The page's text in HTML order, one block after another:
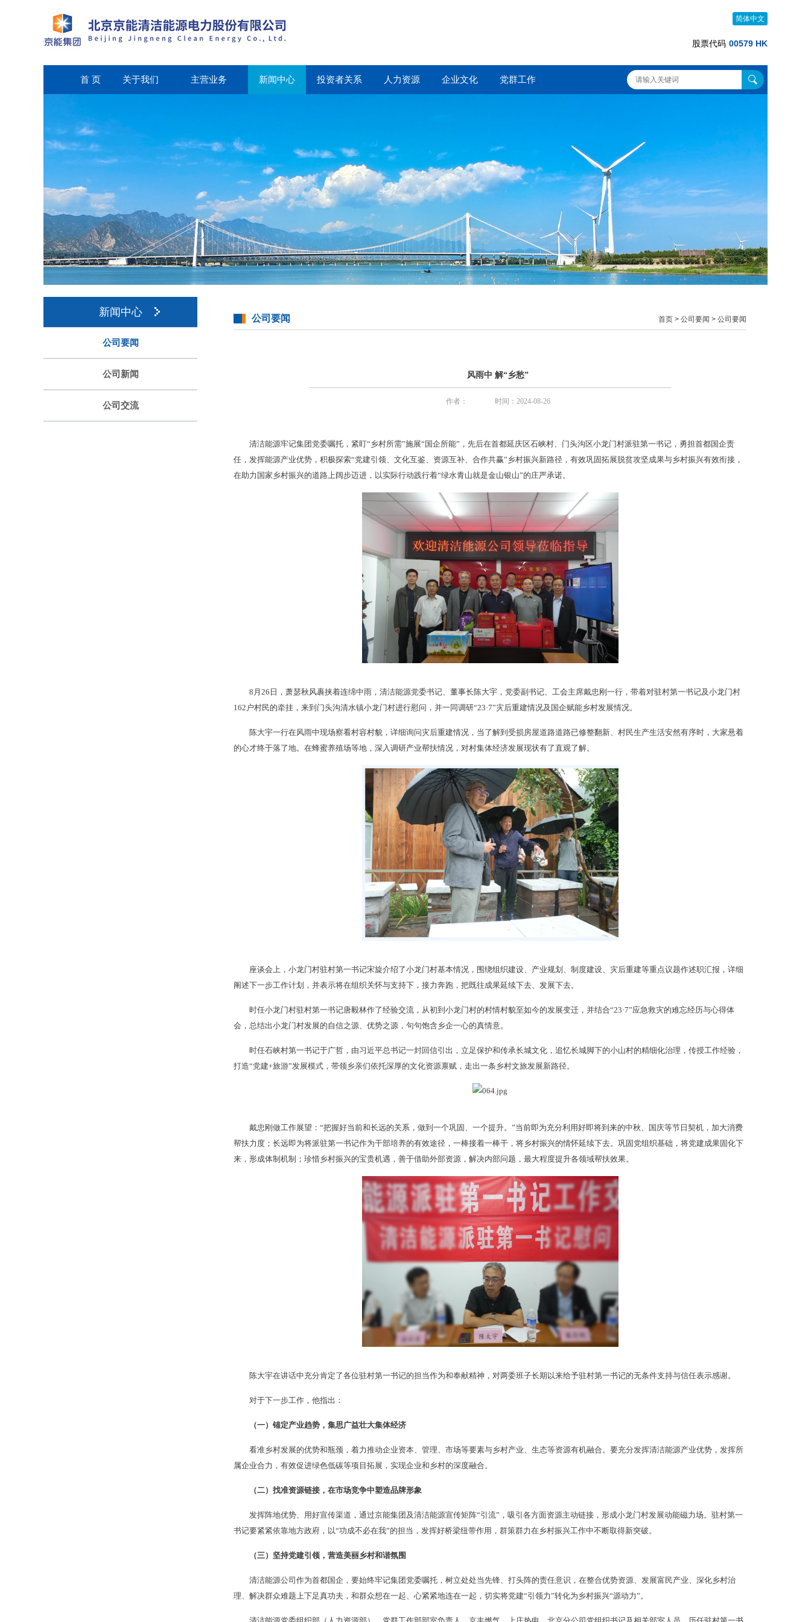
简体中文
股票代码 00579 HK
首 页 关于我们 主营业务 新闻中心 投资者关系 人力资源 企业文化 党群工作
新闻中心
公司要闻
公司新闻
公司交流
公司要闻 首页 > 公司要闻 > 公司要闻
风雨中 解“乡愁”
作者： 时间：2024-08-26
清洁能源牢记集团党委嘱托，紧盯“乡村所需”施展“国企所能”，先后在首都延庆区石峡村、门头沟区小龙门村派驻第一书记，勇担首都国企责
任，发挥能源产业优势，积极探索“党建引领、文化互鉴、资源互补、合作共赢”乡村振兴新路径，有效巩固拓展脱贫攻坚成果与乡村振兴有效衔接，
在助力国家乡村振兴的道路上阔步迈进，以实际行动践行着“绿水青山就是金山银山”的庄严承诺。
8月26日，萧瑟秋风裹挟着连绵中雨，清洁能源党委书记、董事长陈大宇，党委副书记、工会主席戴忠刚一行，带着对驻村第一书记及小龙门村
162户村民的牵挂，来到门头沟清水镇小龙门村进行慰问，并一同调研“23·7”灾后重建情况及国企赋能乡村发展情况。
陈大宇一行在风雨中现场察看村容村貌，详细询问灾后重建情况，当了解到受损房屋道路道路已修整翻新、村民生产生活安然有序时，大家悬着
的心才终于落了地。在蜂蜜养殖场等地，深入调研产业帮扶情况，对村集体经济发展现状有了直观了解。
座谈会上，小龙门村驻村第一书记宋旋介绍了小龙门村基本情况，围绕组织建设、产业规划、制度建设、灾后重建等重点议题作述职汇报，详细
阐述下一步工作计划，并表示将在组织关怀与支持下，接力奔跑，把既往成果延续下去、发展下去。
时任小龙门村驻村第一书记唐毅林作了经验交流，从初到小龙门村的村情村貌至如今的发展变迁，并结合“23·7”应急救灾的难忘经历与心得体
会，总结出小龙门村发展的自信之源、优势之源，句句饱含乡企一心的真情意。
时任石峡村第一书记于广哲，由习近平总书记一封回信引出，立足保护和传承长城文化，追忆长城脚下的小山村的精细化治理，传授工作经验，
打造“党建+旅游”发展模式，带领乡亲们依托深厚的文化资源禀赋，走出一条乡村文旅发展新路径。
戴忠刚做工作展望：“把握好当前和长远的关系，做到一个巩固、一个提升。”当前即为充分利用好即将到来的中秋、国庆等节日契机，加大消费
帮扶力度；长远即为将派驻第一书记作为干部培养的有效途径，一棒接着一棒干，将乡村振兴的情怀延续下去。巩固党组织基础，将党建成果固化下
来，形成体制机制；珍惜乡村振兴的宝贵机遇，善于借助外部资源，解决内部问题，最大程度提升各领域帮扶效果。
陈大宇在讲话中充分肯定了各位驻村第一书记的担当作为和奉献精神，对两委班子长期以来给予驻村第一书记的无条件支持与信任表示感谢。
对于下一步工作，他指出：
（一）锚定产业趋势，集思广益壮大集体经济
看准乡村发展的优势和瓶颈，着力推动企业资本、管理、市场等要素与乡村产业、生态等资源有机融合。要充分发挥清洁能源产业优势，发挥所
属企业合力，有效促进绿色低碳等项目拓展，实现企业和乡村的深度融合。
（二）找准资源链接，在市场竞争中塑造品牌形象
发挥阵地优势、用好宣传渠道，通过京能集团及清洁能源宣传矩阵“引流”，吸引各方面资源主动链接，形成小龙门村发展动能磁力场。驻村第一
书记要紧紧依靠地方政府，以“功成不必在我”的担当，发挥好桥梁纽带作用，群策群力在乡村振兴工作中不断取得新突破。
（三）坚持党建引领，营造美丽乡村和谐氛围
清洁能源公司作为首都国企，要始终牢记集团党委嘱托，树立处处当先锋、打头阵的责任意识，在整合优势资源、发展富民产业、深化乡村治
理、解决群众难题上下足真功夫，和群众想在一起、心紧紧地连在一起，切实将党建“引领力”转化为乡村振兴“源动力”。